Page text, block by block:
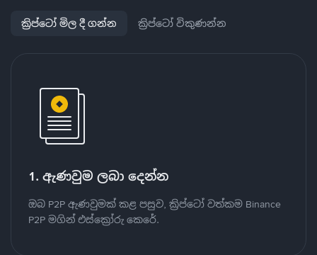
ක්‍රිප්ටෝ මිල දී ගන්න ක්‍රිප්ටෝ විකුණන්න
1. ඇණවුම ලබා දෙන්න
ඔබ P2P ඇණවුමක් කළ පසුව, ක්‍රිප්ටෝ වත්කම Binance
P2P මගින් එස්ක්‍රෝරු කෙරේ.